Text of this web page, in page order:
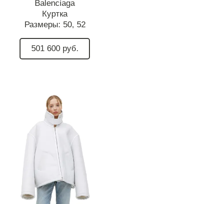
Balenciaga
Куртка
Размеры: 50, 52
501 600 руб.